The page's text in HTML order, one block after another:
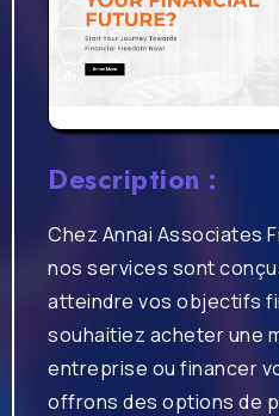
Description :
Chez Annai Associates
nos services sont
atteindre vos objectifs
souhaitiez acheter une
entreprise ou financer
offrons des options de